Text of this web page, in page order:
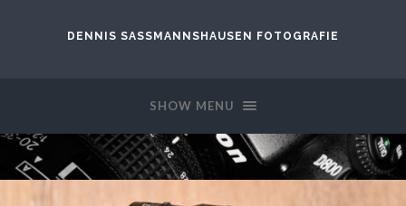
DENNIS SASSMANNSHAUSEN FOTOGRAFIE
SHOW MENU